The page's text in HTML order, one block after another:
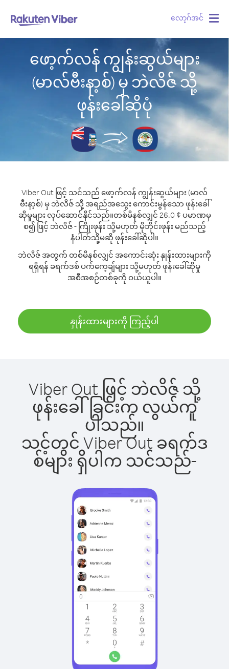
လော့ဂ်အင်
ဖော့က်လန် ကျွန်းဆွယ်များ
(မာလ်ဗီးနာ့စ်) မှ ဘဲလိဇ် သို့
ဖုန်းခေါ်ဆိုပုံ
Viber Out ဖြင့် သင်သည် ဖော့က်လန် ကျွန်းဆွယ်များ (မာလ်
ဗီးနာ့စ်) မှ ဘဲလိဇ် သို့ အရည်အသွေး ကောင်းမွန်သော ဖုန်းခေါ်
ဆိုမှုများ လုပ်ဆောင်နိုင်သည်။တစ်မိနစ်လျှင် 26.0 ¢ ပမာဏမှ
စ၍ ဖြင့် ဘဲလိဇ် - ကြိုးဖုန်း သို့မဟုတ် မိုဘိုင်းဖုန်း မည်သည့်
နံပါတ်သို့မဆို ဖုန်းခေါ်ဆိုပါ။
ဘဲလိဇ် အတွက် တစ်မိနစ်လျှင် အကောင်းဆုံး နှုန်းထားများကို
ရရှိရန် ခရက်ဒစ် ပက်ကေ့ချ်များ သို့မဟုတ် ဖုန်းခေါ်ဆိုမှု
အစီအစဉ်တစ်ခုကို ဝယ်ယူပါ။
နှုန်းထားများကို ကြည့်ပါ
Viber Out ဖြင့် ဘဲလိဇ် သို့
ဖုန်းခေါ်ခြင်းက လွယ်ကူ
ပါသည်။
သင့်တွင် Viber Out ခရက်ဒ
စ်များ ရှိပါက သင်သည်-